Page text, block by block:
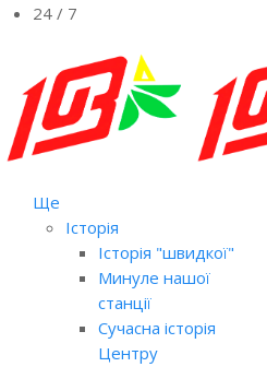
24 / 7
Ще
Історія
Історія "швидкої"
Минуле нашої
станції
Сучасна історія
Центру